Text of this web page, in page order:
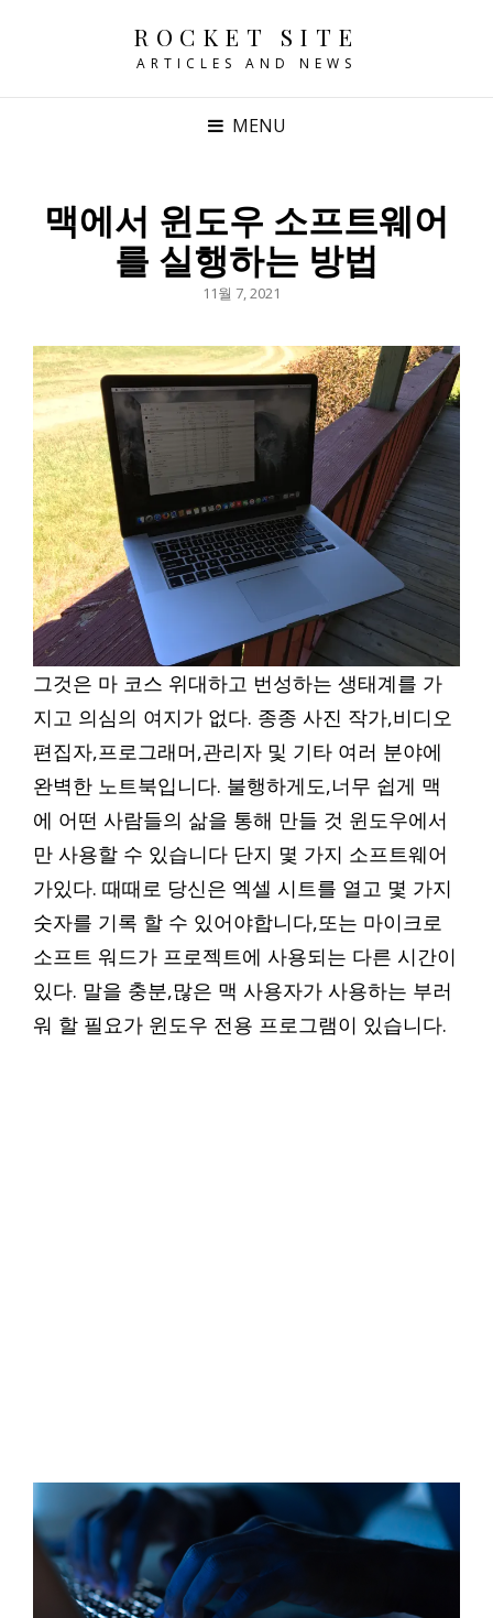
ROCKET SITE
ARTICLES AND NEWS
MENU
맥에서 윈도우 소프트웨어
를 실행하는 방법
POSTED
11월 7, 2021
그것은 마 코스 위대하고 번성하는 생태계를 가
지고 의심의 여지가 없다. 종종 사진 작가,비디오
편집자,프로그래머,관리자 및 기타 여러 분야에
완벽한 노트북입니다. 불행하게도,너무 쉽게 맥
에 어떤 사람들의 삶을 통해 만들 것 윈도우에서
만 사용할 수 있습니다 단지 몇 가지 소프트웨어
가있다. 때때로 당신은 엑셀 시트를 열고 몇 가지
숫자를 기록 할 수 있어야합니다,또는 마이크로
소프트 워드가 프로젝트에 사용되는 다른 시간이
있다. 말을 충분,많은 맥 사용자가 사용하는 부러
워 할 필요가 윈도우 전용 프로그램이 있습니다.